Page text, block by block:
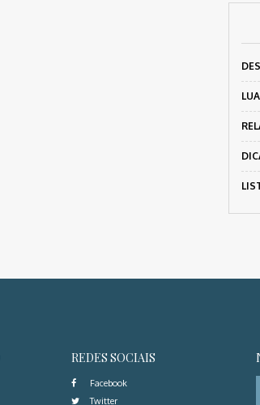
REDES SOCIAIS
Facebook
Twitter